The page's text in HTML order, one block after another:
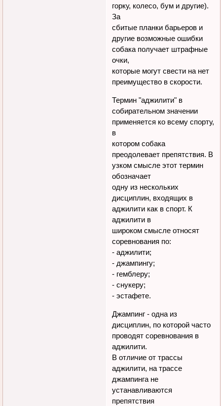
горку, колесо, бум и другие).
За
сбитые планки барьеров и
другие возможные ошибки
собака получает штрафные
очки,
которые могут свести на нет
преимущество в скорости.
Термин "аджилити" в
собирательном значении
применяется ко всему спорту,
в
котором собака
преодолевает препятствия. В
узком смысле этот термин
обозначает
одну из нескольких
дисциплин, входящих в
аджилити как в спорт. К
аджилити в
широком смысле относят
соревнования по:
- аджилити;
- джампингу;
- гемблеру;
- снукеру;
- эстафете.
Джампинг - одна из
дисциплин, по которой часто
проводят соревнования в
аджилити.
В отличие от трассы
аджилити, на трассе
джампинга не
устанавливаются
препятствия